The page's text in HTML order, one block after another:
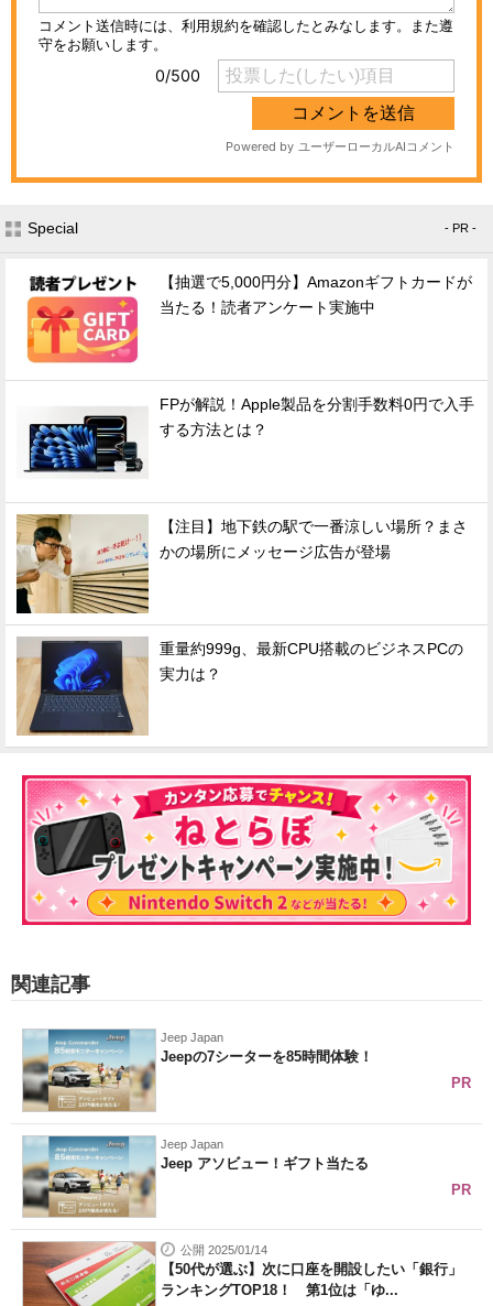
Special - PR -
【抽選で5,000円分】Amazonギフトカードが
当たる！読者アンケート実施中
FPが解説！Apple製品を分割手数料0円で入手
する方法とは？
【注目】地下鉄の駅で一番涼しい場所？まさ
かの場所にメッセージ広告が登場
重量約999g、最新CPU搭載のビジネスPCの
実力は？
関連記事
Jeep Japan
Jeepの7シーターを85時間体験！
PR
Jeep Japan
Jeep アソビュー！ギフト当たる
PR
公開 2025/01/14
【50代が選ぶ】次に口座を開設したい「銀行」
ランキングTOP18！ 第1位は「ゆ...